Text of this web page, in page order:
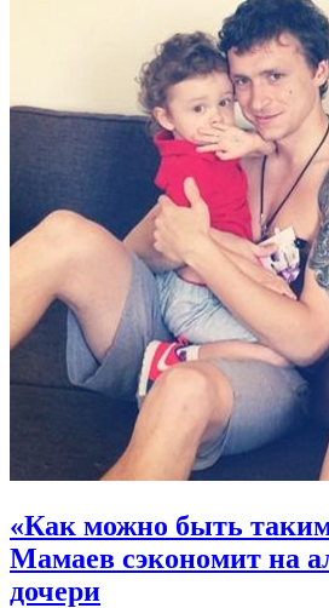
«Как можно быть
Мамаев сэкономит на
дочери